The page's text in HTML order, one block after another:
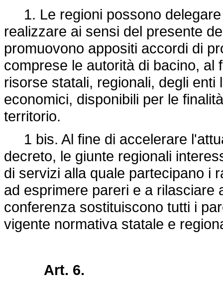
1. Le regioni possono delegare
realizzare ai sensi del presente
promuovono appositi accordi di
comprese le autorità di bacino, al
risorse statali, regionali, degli
economici, disponibili per le
territorio.
1 bis. Al fine di accelerare
decreto, le giunte regionali
di servizi alla quale partecipano i
ad esprimere pareri e a rilasciare
conferenza sostituiscono tutti i
vigente normativa statale e
Art. 6.